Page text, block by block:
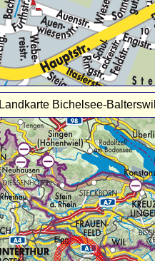
Landkarte Bichelsee-Balterswil